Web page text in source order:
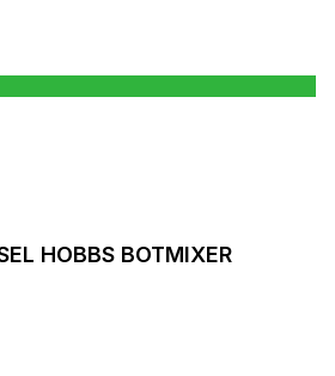
HOBBS BOTMIXER